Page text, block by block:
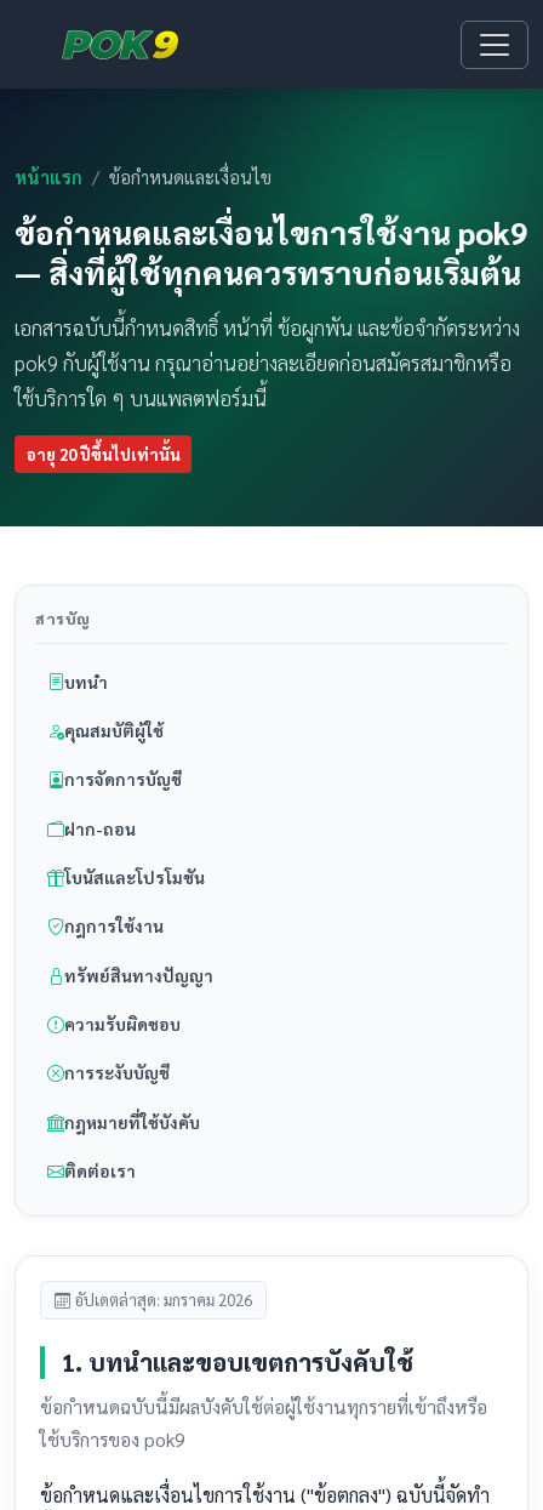
หน้าแรก ข้อกำหนดและเงื่อนไข
ข้อกำหนดและเงื่อนไขการใช้งาน pok9
— สิ่งที่ผู้ใช้ทุกคนควรทราบก่อนเริ่มต้น
เอกสารฉบับนี้กำหนดสิทธิ์ หน้าที่ ข้อผูกพัน และข้อจำกัดระหว่าง
pok9 กับผู้ใช้งาน กรุณาอ่านอย่างละเอียดก่อนสมัครสมาชิกหรือ
ใช้บริการใด ๆ บนแพลตฟอร์มนี้
อายุ 20 ปีขึ้นไปเท่านั้น
สารบัญ
บทนำ
คุณสมบัติผู้ใช้
การจัดการบัญชี
ฝาก-ถอน
โบนัสและโปรโมชัน
กฎการใช้งาน
ทรัพย์สินทางปัญญา
ความรับผิดชอบ
การระงับบัญชี
กฎหมายที่ใช้บังคับ
ติดต่อเรา
อัปเดตล่าสุด: มกราคม 2026
1. บทนำและขอบเขตการบังคับใช้
ข้อกำหนดฉบับนี้มีผลบังคับใช้ต่อผู้ใช้งานทุกรายที่เข้าถึงหรือ
ใช้บริการของ pok9
ข้อกำหนดและเงื่อนไขการใช้งาน ("ข้อตกลง") ฉบับนี้จัดทำ